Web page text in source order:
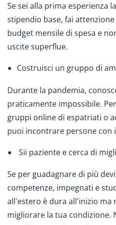
Se sei alla prima esperienza
stipendio base, fai
budget mensile di spesa e
uscite superflue.
Costruisci un gruppo di
Durante la pandemia,
praticamente impossibile.
gruppi online di espatriati o
puoi incontrare persone con
Sii paziente e cerca di
Se per guadagnare di più
competenze, impegnati e
all'estero è dura all'inizio ma
migliorare la tua condizione.